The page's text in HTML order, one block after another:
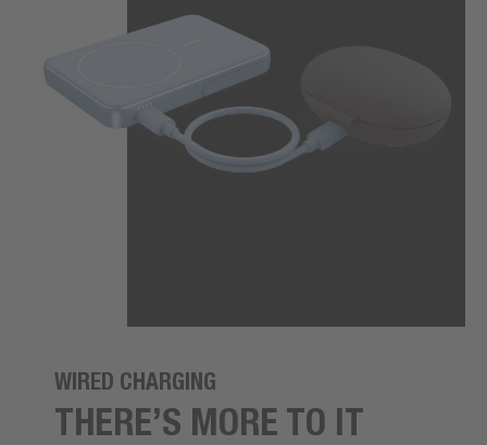
WIRED CHARGING
THERE’S MORE TO IT